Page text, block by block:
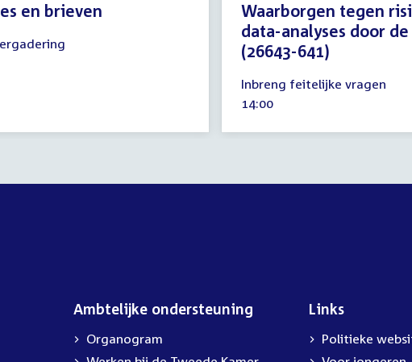
en brieven
Waarborgen tegen
data-analyses door
(26643-641)
november
2019
Inbreng feitelijke vragen
Tijd
14:00
Ambtelijke ondersteuning
Organogram
Links
Politieke